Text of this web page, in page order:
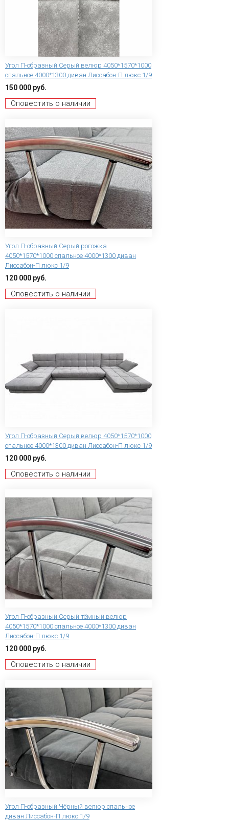
Угол П-образный Серый велюр 4050*1570*1000
спальное 4000*1300 диван Лиссабон-П люкс 1/9
150 000 руб.
Оповестить о наличии
Угол П-образный Серый рогожка
4050*1570*1000 спальное 4000*1300 диван
Лиссабон-П люкс 1/9
120 000 руб.
Оповестить о наличии
Угол П-образный Серый велюр 4050*1570*1000
спальное 4000*1300 диван Лиссабон-П люкс 1/9
120 000 руб.
Оповестить о наличии
Угол П-образный Серый тёмный велюр
4050*1570*1000 спальное 4000*1300 диван
Лиссабон-П люкс 1/9
120 000 руб.
Оповестить о наличии
Угол П-образный Чёрный велюр спальное
диван Лиссабон-П люкс 1/9